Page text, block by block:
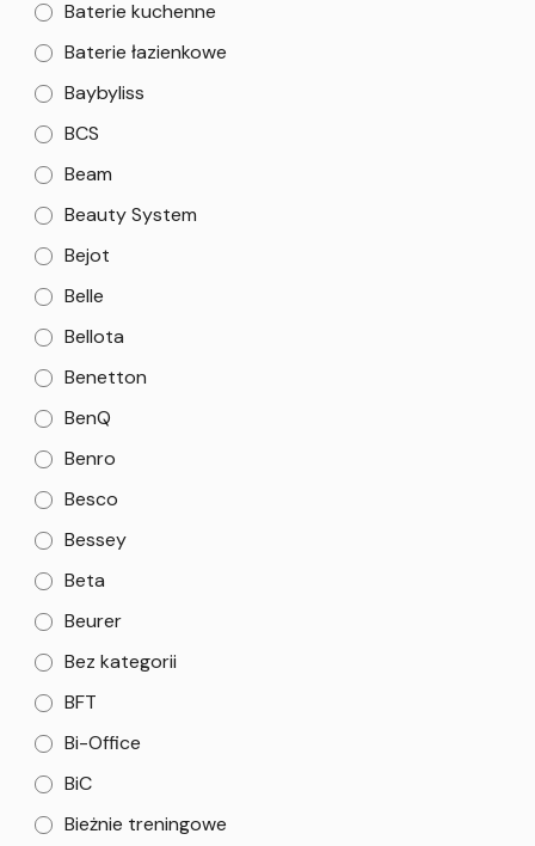
Baterie kuchenne
Baterie łazienkowe
Baybyliss
BCS
Beam
Beauty System
Bejot
Belle
Bellota
Benetton
BenQ
Benro
Besco
Bessey
Beta
Beurer
Bez kategorii
BFT
Bi-Office
BiC
Bieżnie treningowe